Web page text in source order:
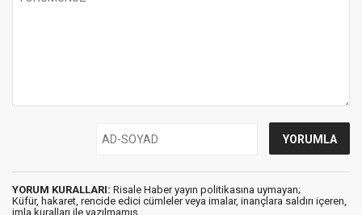
YORUM KURALLARI: Risale Haber yayın politikasına uymayan;
Küfür, hakaret, rencide edici cümleler veya imalar, inançlara saldırı içeren,
imla kuralları ile yazılmamış,